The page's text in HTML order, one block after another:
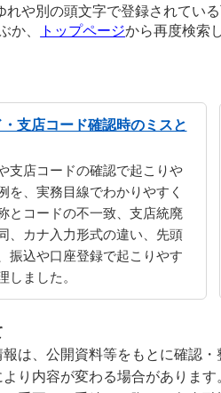
れや別の頭文字で登録されてい
か、
トップページから再度検索
支店コード確認時のミスと
支店コードの確認で起こりや
を、実務目線でわかりやすく
とコードの不一致、支店統廃
、カナ入力形式の違い、先頭
振込や口座登録で起こりやす
しました。
は、公開資料等をもとに確認
り内容が変わる場合があります